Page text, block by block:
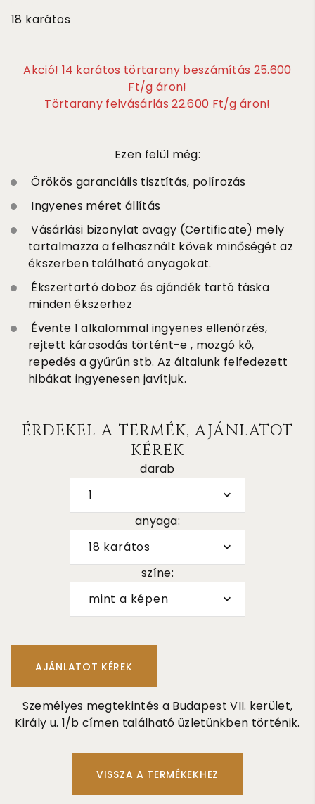
18 karátos
Akció! 14 karátos törtarany beszámítás 25.600
Ft/g áron!
Törtarany felvásárlás 22.600 Ft/g áron!
Ezen felül még:
Örökös garanciális tisztítás, polírozás
Ingyenes méret állítás
Vásárlási bizonylat avagy (Certificate) mely
tartalmazza a felhasznált kövek minőségét az
ékszerben található anyagokat.
Ékszertartó doboz és ajándék tartó táska
minden ékszerhez
Évente 1 alkalommal ingyenes ellenőrzés,
rejtett károsodás történt-e , mozgó kő,
repedés a gyűrűn stb. Az általunk felfedezett
hibákat ingyenesen javítjuk.
ÉRDEKEL A TERMÉK, AJÁNLATOT
KÉREK
darab
1
anyaga:
18 karátos
színe:
mint a képen
Személyes megtekintés a Budapest VII. kerület,
Király u. 1/b címen található üzletünkben történik.
VISSZA A TERMÉKEKHEZ